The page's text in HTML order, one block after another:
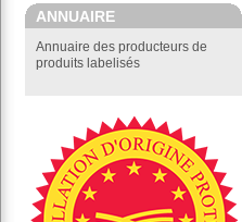
ANNUAIRE
Annuaire des producteurs de
produits labelisés